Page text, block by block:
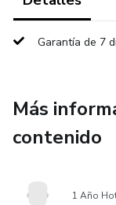
Garantía de 7
Más
contenido
1 Año